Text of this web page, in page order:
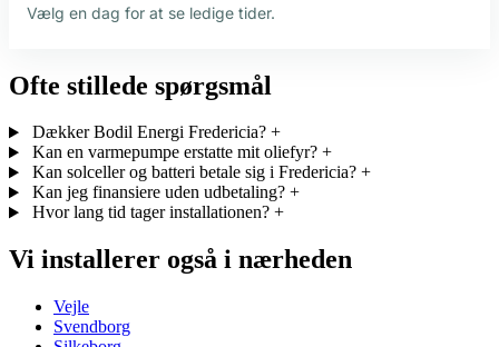
Ofte stillede spørgsmål
Dækker Bodil Energi Fredericia? +
Kan en varmepumpe erstatte mit oliefyr? +
Kan solceller og batteri betale sig i Fredericia? +
Kan jeg finansiere uden udbetaling? +
Hvor lang tid tager installationen? +
Vi installerer også i nærheden
Vejle
Svendborg